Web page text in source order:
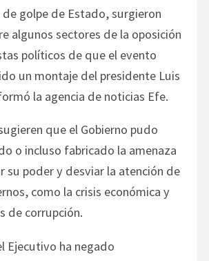
golpe de Estado, surgieron
algunos sectores de la oposición
políticos de que el evento
un montaje del presidente Luis
la agencia de noticias Efe.
que el Gobierno pudo
o incluso fabricado la amenaza
su poder y desviar la atención de
como la crisis económica y
de corrupción.
Ejecutivo ha negado